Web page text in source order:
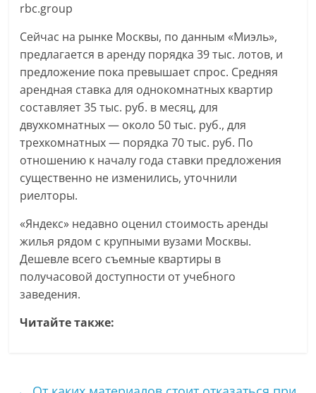
rbc.group
Сейчас на рынке Москвы, по данным «Миэль»,
предлагается в аренду порядка 39 тыс. лотов, и
предложение пока превышает спрос. Средняя
арендная ставка для однокомнатных квартир
составляет 35 тыс. руб. в месяц, для
двухкомнатных — около 50 тыс. руб., для
трехкомнатных — порядка 70 тыс. руб. По
отношению к началу года ставки предложения
существенно не изменились, уточнили
риелторы.
«Яндекс» недавно оценил стоимость аренды
жилья рядом с крупными вузами Москвы.
Дешевле всего съемные квартиры в
получасовой доступности от учебного
заведения.
Читайте также: